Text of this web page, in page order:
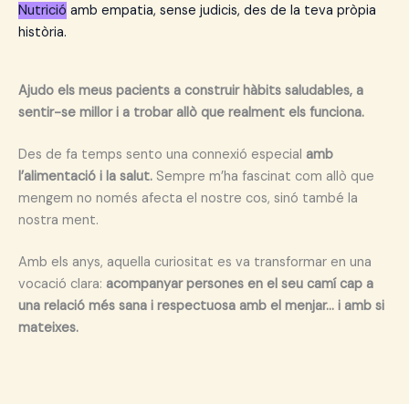
Nutrició amb empatia, sense judicis, des de la teva pròpia
història.
Ajudo els meus pacients a construir hàbits saludables, a
sentir-se millor i a trobar allò que realment els funciona.
Des de fa temps sento una connexió especial amb
l’alimentació i la salut. Sempre m’ha fascinat com allò que
mengem no només afecta el nostre cos, sinó també la
nostra ment.
Amb els anys, aquella curiositat es va transformar en una
vocació clara: acompanyar persones en el seu camí cap a
una relació més sana i respectuosa amb el menjar… i amb si
mateixes.